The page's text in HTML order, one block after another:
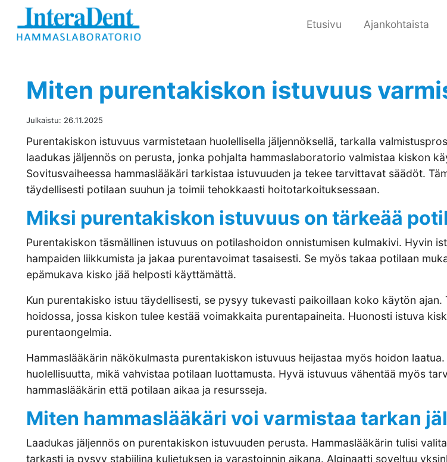
Hyppää sisältöön
Etusivu Ajankohtaista
Miten purentakiskon istuvuus
Julkaistu: 26.11.2025
Purentakiskon istuvuus varmistetaan huolellisella jäljennöksellä, tarkalla
laadukas jäljennös on perusta, jonka pohjalta hammaslaboratorio valmistaa kiskon
Sovitusvaiheessa hammaslääkäri tarkistaa istuvuuden ja tekee tarvittavat säädöt.
täydellisesti potilaan suuhun ja toimii tehokkaasti hoitotarkoituksessaan.
Miksi purentakiskon istuvuus on tärkeää
Purentakiskon täsmällinen istuvuus on potilashoidon onnistumisen kulmakivi. Hyvin
hampaiden liikkumista ja jakaa purentavoimat tasaisesti. Se myös takaa potilaan
epämukava kisko jää helposti käyttämättä.
Kun purentakisko istuu täydellisesti, se pysyy tukevasti paikoillaan koko käytön
hoidossa, jossa kiskon tulee kestää voimakkaita purentapaineita. Huonosti istuva
purentaongelmia.
Hammaslääkärin näkökulmasta purentakiskon istuvuus heijastaa myös hoidon laatua.
huolellisuutta, mikä vahvistaa potilaan luottamusta. Hyvä istuvuus vähentää myös
hammaslääkärin että potilaan aikaa ja resursseja.
Miten hammaslääkäri voi varmistaa tarkan
Laadukas jäljennös on purentakiskon istuvuuden perusta. Hammaslääkärin tulisi
tarkasti ja pysyy stabiilina kuljetuksen ja varastoinnin aikana. Alginaatti soveltuu